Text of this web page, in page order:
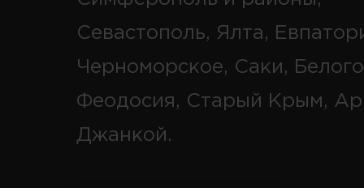
Севастополь, Ялта,
Черноморское, Саки,
Феодосия, Старый Крым,
Джанкой.